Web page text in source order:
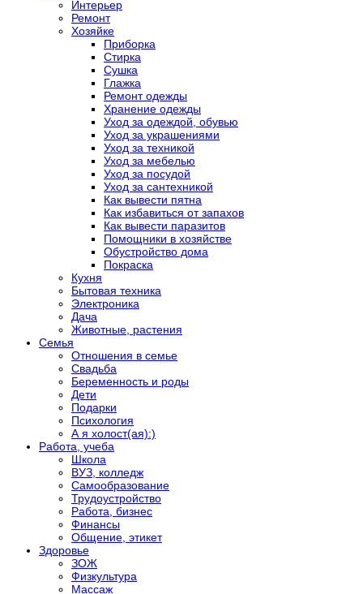
Интерьер
Ремонт
Хозяйке
Приборка
Стирка
Сушка
Глажка
Ремонт одежды
Хранение одежды
Уход за одеждой, обувью
Уход за украшениями
Уход за техникой
Уход за мебелью
Уход за посудой
Уход за сантехникой
Как вывести пятна
Как избавиться от запахов
Как вывести паразитов
Помощники в хозяйстве
Обустройство дома
Покраска
Кухня
Бытовая техника
Электроника
Дача
Животные, растения
Семья
Отношения в семье
Свадьба
Беременность и роды
Дети
Подарки
Психология
А я холост(ая):)
Работа, учеба
Школа
ВУЗ, колледж
Самообразование
Трудоустройство
Работа, бизнес
Финансы
Общение, этикет
Здоровье
ЗОЖ
Физкультура
Массаж